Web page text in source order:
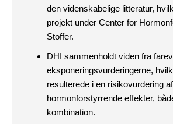
den videnskabelige litteratur,
projekt under Center for
Stoffer.
DHI sammenholdt viden fra
eksponeringsvurderingerne,
resulterede i en risikovurdering
hormonforstyrrende effekter,
kombination.